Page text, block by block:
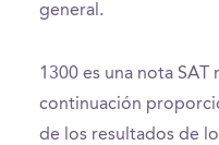
general.
1300 es una nota
continuación
de los resultados de